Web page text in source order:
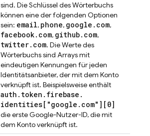
sind. Die Schlüssel des Wörterbuchs
können eine der folgenden Optionen
sein: email, phone, google . com,
facebook. com, github. com,
twitter. com. Die Werte des
Wörterbuchs sind Arrays mit
eindeutigen Kennungen für jeden
Identitätsanbieter, der mit dem Konto
verknüpft ist. Beispielsweise enthält
auth . token . firebase .
identities["google . com"][0]
die erste Google-Nutzer-ID, die mit
dem Konto verknüpft ist.